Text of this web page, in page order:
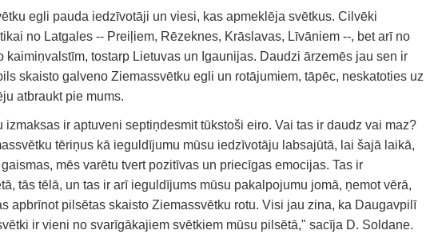
egli pauda iedzīvotāji un viesi, kas apmeklēja svētkus. Cilvēki
no Latgales -- Preiļiem, Rēzeknes, Krāslavas, Līvāniem --, bet arī no
kaimiņvalstīm, tostarp Lietuvas un Igaunijas. Daudzi ārzemēs jau sen ir
skaisto galveno Ziemassvētku egli un rotājumiem, tāpēc, neskatoties uz
atbraukt pie mums.
izmaksas ir aptuveni septiņdesmit tūkstoši eiro. Vai tas ir daudz vai maz?
tēriņus kā ieguldījumu mūsu iedzīvotāju labsajūtā, lai šajā laikā,
mēs varētu tvert pozitīvas un priecīgas emocijas. Tas ir
tās tēlā, un tas ir arī ieguldījums mūsu pakalpojumu jomā, ņemot vērā,
apbrīnot pilsētas skaisto Ziemassvētku rotu. Visi jau zina, ka Daugavpilī
ir vieni no svarīgākajiem svētkiem mūsu pilsētā," sacīja D. Soldane.